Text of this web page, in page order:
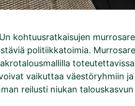
kohtuusratkaisujen
politiikkatoimia.
vaikuttaa väestöryhmiin
reilusti niukan